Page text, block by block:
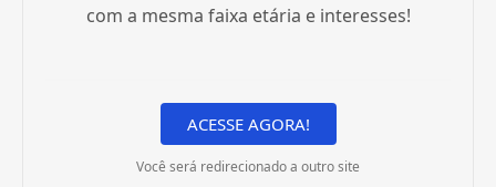
com a mesma faixa etária e interesses!
ACESSE AGORA!
Você será redirecionado a outro site